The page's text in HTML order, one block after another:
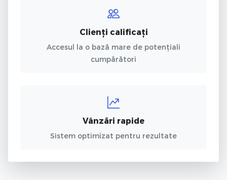
Clienți calificați
Accesul la o bază mare de potențiali
cumpărători
Vânzări rapide
Sistem optimizat pentru rezultate